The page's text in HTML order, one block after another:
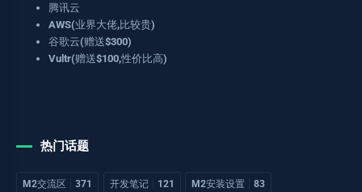
腾讯云
AWS(业界大佬,比较贵)
谷歌云(赠送$300)
Vultr(赠送$100,性价比高)
热门话题
M2交流区 371 开发笔记 121 M2安装设置 83